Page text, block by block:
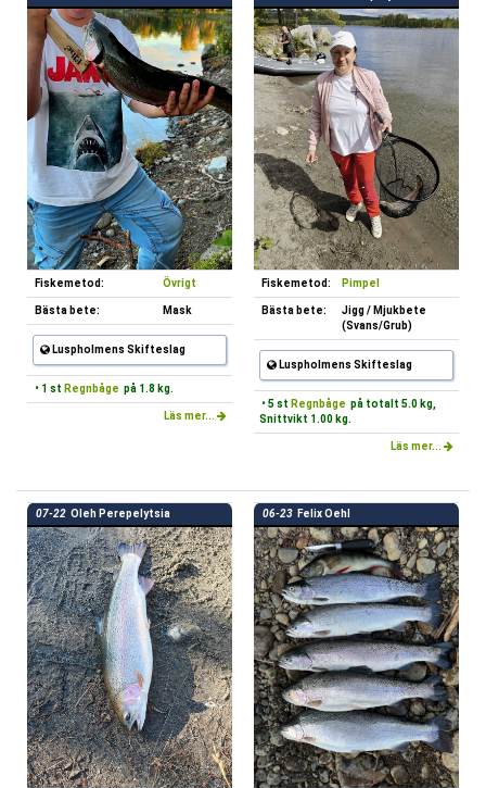
Fiskemetod: Övrigt
Bästa bete: Mask
Luspholmens Skifteslag
• 1 st Regnbåge på 1.8 kg.
Läs mer...
Fiskemetod: Pimpel
Bästa bete:
Jigg / Mjukbete
(Svans/Grub)
Luspholmens Skifteslag
• 5 st Regnbåge på totalt 5.0 kg,
Snittvikt 1.00 kg.
Läs mer...
07-22 Oleh Perepelytsia 06-23 Felix Oehl